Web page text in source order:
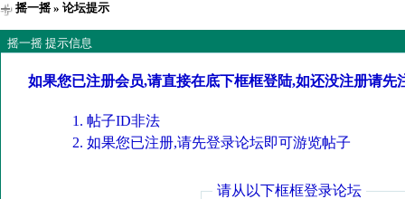
摇一摇» 论坛提示
摇一摇 提示信息
如果您已注册会员,请直接在底下框框登陆,如还没注册请先
帖子ID非法
如果您已注册,请先登录论坛即可游览帖子
请从以下框框登录论坛